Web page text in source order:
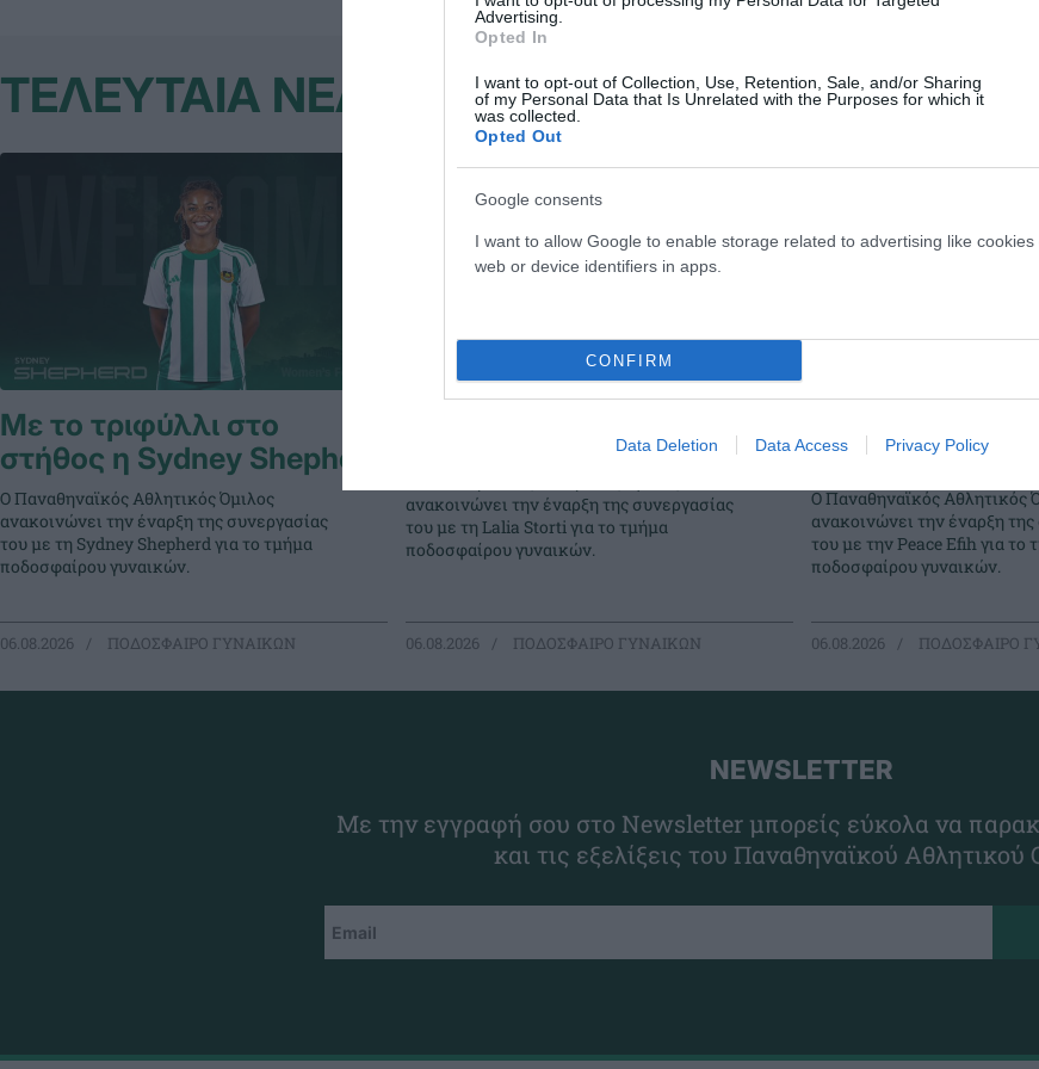
Advertising.
Opted In
I want to opt-out of Collection, Use, Retention, Sale, and/or Sharing
of my Personal Data that Is Unrelated with the Purposes for which it
was collected.
Opted Out
Google consents
I want to allow Google to enable storage related to advertising like cookies
web or device identifiers in apps.
CONFIRM
Data Deletion Data Access Privacy Policy
ΤΕΛΕΥΤΑΙΑ ΝΕΑ
Με το τριφύλλι στο
στήθος η Sydney Shepherd
Ο Παναθηναϊκός Αθλητικός Όμιλος
ανακοινώνει την έναρξη της συνεργασίας
του με τη Sydney Shepherd για το τμήμα
ποδοσφαίρου γυναικών.
06.08.2026 ΠΟΔΟΣΦΑΙΡΟ ΓΥΝΑΙΚΩΝ
ανακοινώνει την έναρξη της συνεργασίας
του με τη Lalia Storti για το τμήμα
ποδοσφαίρου γυναικών.
06.08.2026 ΠΟΔΟΣΦΑΙΡΟ ΓΥΝΑΙΚΩΝ
Peace Efih
Ο Παναθηναϊκός Αθλητικός
ανακοινώνει την έναρξη
του με την Peace Efih για το
ποδοσφαίρου γυναικών.
06.08.2026 ΠΟΔΟΣΦΑΙΡΟ
NEWSLETTER
Με την εγγραφή σου στο Newsletter μπορείς εύκολα να
και τις εξελίξεις του Παναθηναϊκού Αθλητικού